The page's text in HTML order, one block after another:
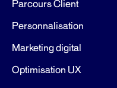
Parcours Client
Personnalisation
Marketing digital
Optimisation UX